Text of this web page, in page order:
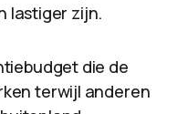
lastiger zijn.
die de
terwijl anderen